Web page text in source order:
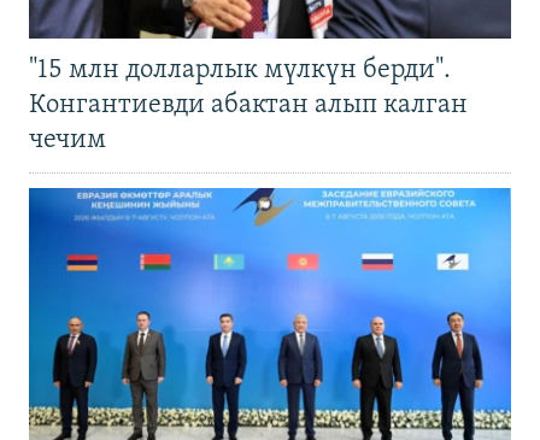
"15 млн долларлык мүлкүн берди".
Конгантиевди абактан алып калган
чечим